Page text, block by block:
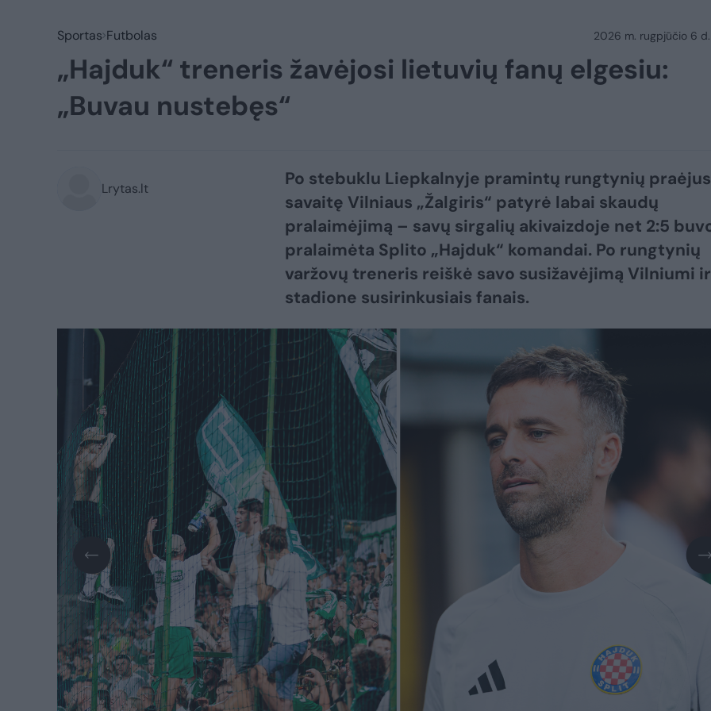
Sportas Futbolas 2026 m. rugpjūčio 6 d.
„Hajduk“ treneris žavėjosi lietuvių fanų elgesiu:
„Buvau nustebęs“
Lrytas.lt
Po stebuklu Liepkalnyje pramintų rungtynių
savaitę Vilniaus „Žalgiris“ patyrė labai skaudų
pralaimėjimą – savų sirgalių akivaizdoje net 2:5
pralaimėta Splito „Hajduk“ komandai. Po rungtynių
varžovų treneris reiškė savo susižavėjimą Vilniumi ir
stadione susirinkusiais fanais.